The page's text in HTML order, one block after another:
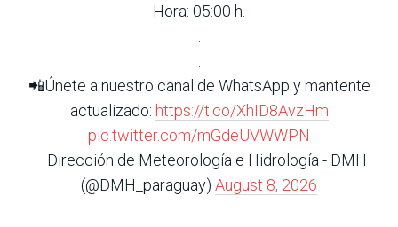
Hora: 05:00 h.
📲Únete a nuestro canal de WhatsApp y mantente
actualizado: https://t.co/XhID8AvzHm
pic.twitter.com/mGdeUVWWPN
— Dirección de Meteorología e Hidrología - DMH
(@DMH_paraguay) August 8, 2026